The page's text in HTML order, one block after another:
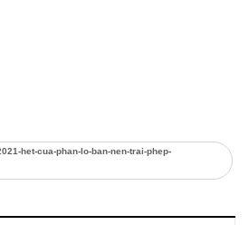
het-cua-phan-lo-ban-nen-trai-phep-